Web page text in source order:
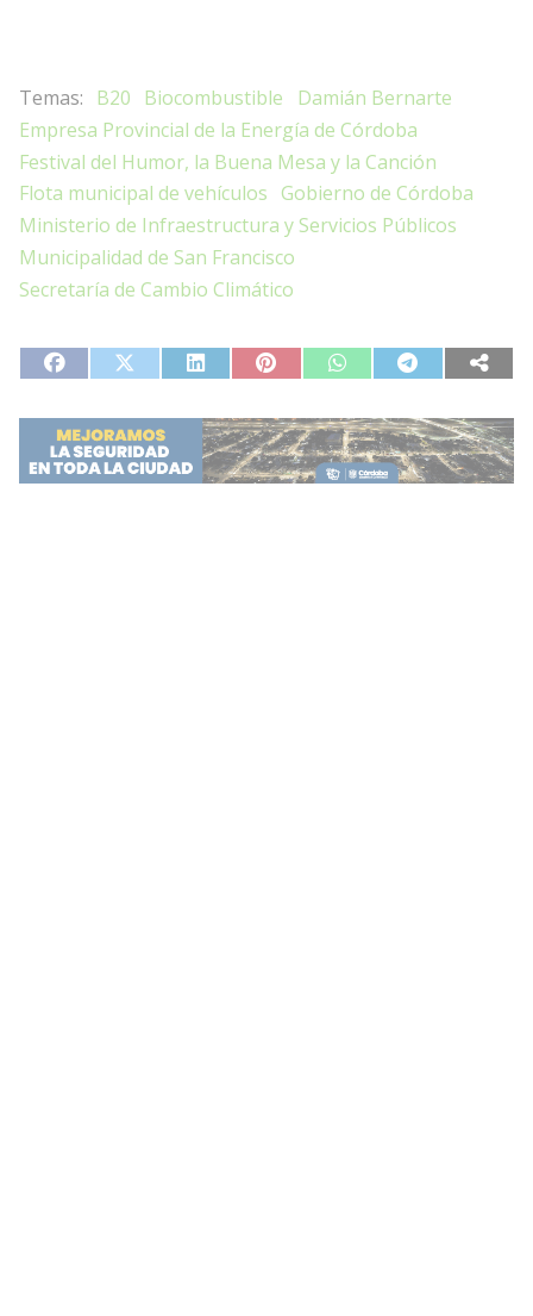
B20 Biocombustible
Damián Bernarte
Empresa Provincial de la Energía de Córdoba
Festival del Humor, la Buena Mesa y la Canción
Flota municipal de vehículos Gobierno de Córdoba
Ministerio de Infraestructura y Servicios Públicos
Municipalidad de San Francisco
Secretaría de Cambio Climático